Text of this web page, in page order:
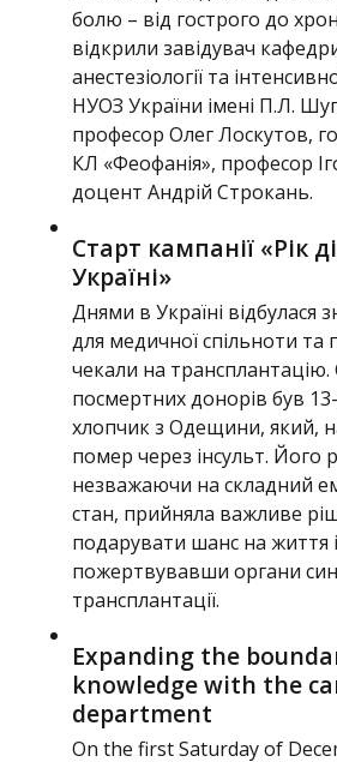
болю – від гострого до
відкрили завідувач
анестезіології та
НУОЗ України імені П.Л.
професор Олег Лоскутов,
КЛ «Феофанія», професор
доцент Андрій Строкань.
Старт кампанії «Рік
Україні»
Днями в Україні відбулася
для медичної спільноти та
чекали на трансплантацію.
посмертних донорів був
хлопчик з Одещини, який,
помер через інсульт. Його
незважаючи на складний
стан, прийняла важливе
подарувати шанс на життя
пожертвувавши органи
трансплантації.
Expanding the
knowledge with the
department
On the first Saturday of